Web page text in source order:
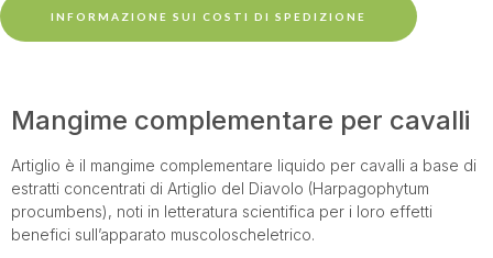
INFORMAZIONE SUI COSTI DI SPEDIZIONE
Mangime complementare per cavalli
Artiglio è il mangime complementare liquido per cavalli a base di
estratti concentrati di Artiglio del Diavolo (Harpagophytum
procumbens), noti in letteratura scientifica per i loro effetti
benefici sull’apparato muscoloscheletrico.